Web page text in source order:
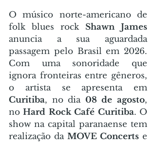
O músico norte-americano de
folk blues rock Shawn James
anuncia a sua aguardada
passagem pelo Brasil em 2026.
Com uma sonoridade que
ignora fronteiras entre gêneros,
Curitiba, no dia 08 de agosto,
no Hard Rock Café Curitiba. O
show na capital paranaense tem
realização da MOVE Concerts